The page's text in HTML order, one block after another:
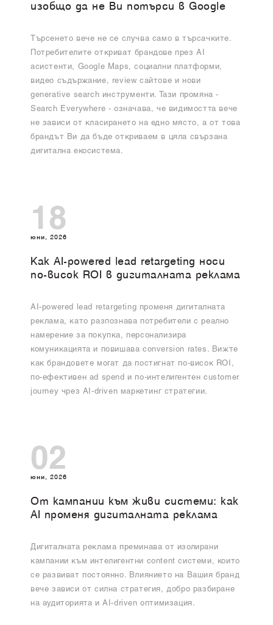
изобщо да не Ви потърси в Google
Търсенето вече не се случва само в търсачките.
Потребителите откриват брандове през AI
асистенти, Google Maps, социални платформи,
видео съдържание, review сайтове и нови
generative search инструменти. Тази промяна -
Search Everywhere - означава, че видимостта вече
не зависи от класирането на едно място, а от това
брандът Ви да бъде откриваем в цяла свързана
дигитална екосистема.
18
юни, 2026
Как AI-powered lead retargeting носи
по-висок ROI в дигиталната реклама
AI-powered lead retargeting променя дигиталната
реклама, като разпознава потребители с реално
намерение за покупка, персонализира
комуникацията и повишава conversion rates. Вижте
как брандовете могат да постигнат по-висок ROI,
по-ефективен ad spend и по-интелигентен customer
journey чрез AI-driven маркетинг стратегии.
02
юни, 2026
От кампании към живи системи: как
AI променя дигиталната реклама
Дигиталната реклама преминава от изолирани
кампании към интелигентни content системи, които
се развиват постоянно. Влиянието на Вашия бранд
вече зависи от силна стратегия, добро разбиране
на аудиторията и AI-driven оптимизация.